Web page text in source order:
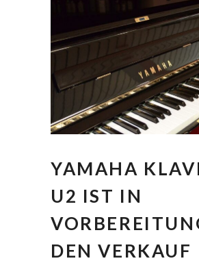
YAMAHA
U2 IST IN
DEN VERKAUF